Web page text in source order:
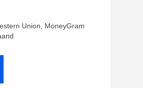
Union, MoneyGram